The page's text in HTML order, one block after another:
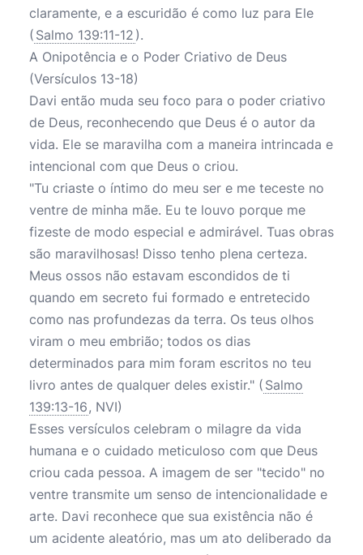
claramente, e a escuridão é como luz para Ele
( Salmo 139:11-12 ).
A Onipotência e o Poder Criativo de Deus
(Versículos 13-18)
Davi então muda seu foco para o poder criativo
de Deus, reconhecendo que Deus é o autor da
vida. Ele se maravilha com a maneira intrincada e
intencional com que Deus o criou.
"Tu criaste o íntimo do meu ser e me teceste no
ventre de minha mãe. Eu te louvo porque me
fizeste de modo especial e admirável. Tuas obras
são maravilhosas! Disso tenho plena certeza.
Meus ossos não estavam escondidos de ti
quando em secreto fui formado e entretecido
como nas profundezas da terra. Os teus olhos
viram o meu embrião; todos os dias
determinados para mim foram escritos no teu
livro antes de qualquer deles existir." ( Salmo
139:13-16, NVI)
Esses versículos celebram o milagre da vida
humana e o cuidado meticuloso com que Deus
criou cada pessoa. A imagem de ser "tecido" no
ventre transmite um senso de intencionalidade e
arte. Davi reconhece que sua existência não é
um acidente aleatório, mas um ato deliberado da